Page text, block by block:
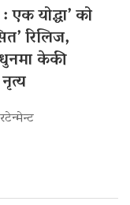
: एक योद्धा’ को
रिलिज,
केकी